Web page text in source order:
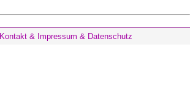
Kontakt & Impressum & Datenschutz